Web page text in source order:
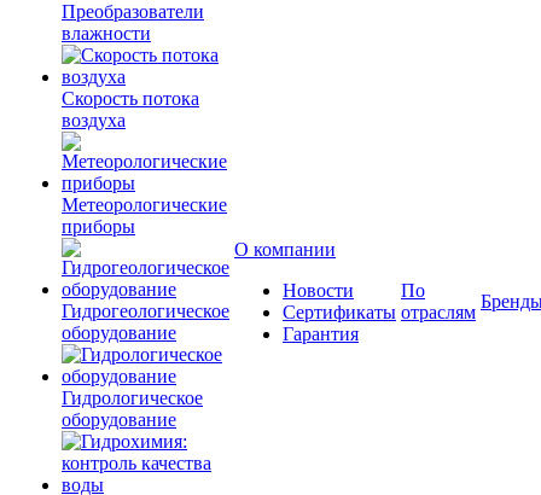
Преобразователи
влажности
Скорость потока
воздуха
Метеорологические
приборы
Гидрогеологическое
оборудование
Гидрологическое
оборудование
О компании
Новости
Сертификаты
Гарантия
По
отраслям